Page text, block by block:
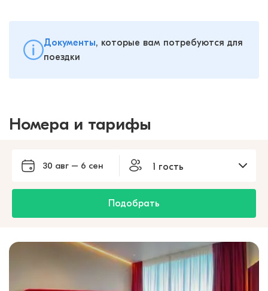
Документы, которые вам потребуются для
поездки
Номера и тарифы
30 авг – 6 сен 1 гость
Подобрать